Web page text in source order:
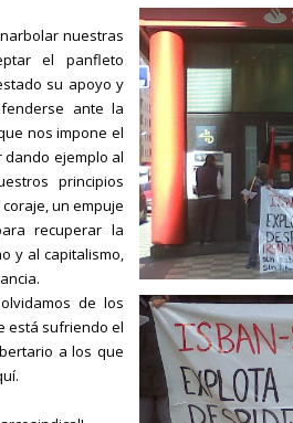
nuestras
el panfleto
su apoyo y
ante la
nos impone el
dando ejemplo al
principios
un empuje
recuperar la
y al capitalismo,
de los
está sufriendo el
a los que